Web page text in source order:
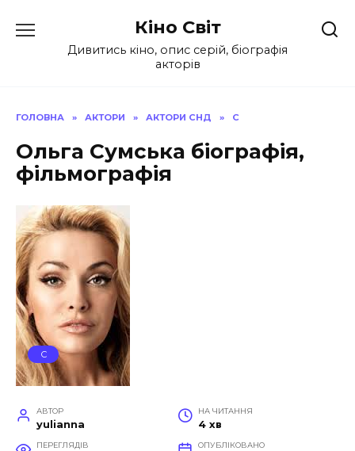
до
Кіно Світ
Дивитись кіно, опис серій, біографія
акторів
ГОЛОВНА » АКТОРИ » АКТОРИ СНД » С
Ольга Сумська біографія,
фільмографія
С
АВТОР
yulianna
НА ЧИТАННЯ
4 хв
ПЕРЕГЛЯДІВ ОПУБЛІКОВАНО